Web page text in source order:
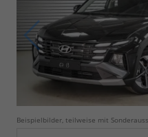
Beispielbilder, teilweise mit